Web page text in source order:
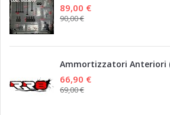
89,00 €
90,00 €
Ammortizzatori Anteriori
66,90 €
69,00 €